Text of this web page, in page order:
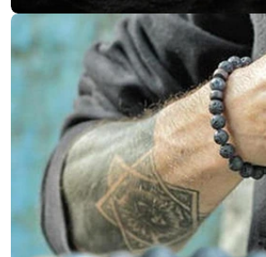
Ouvrir le média 1 en mode modal